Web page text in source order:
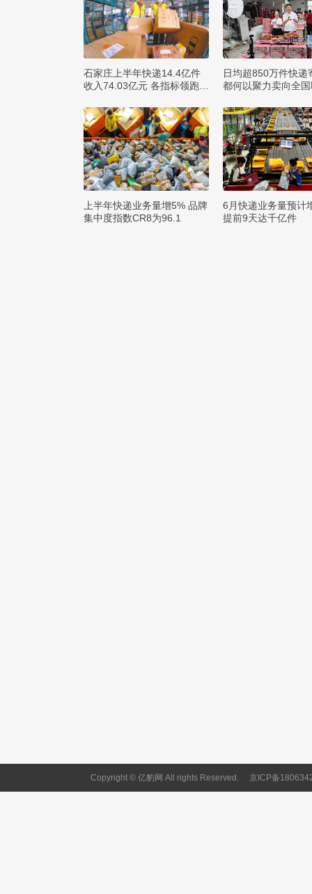
石家庄上半年快递14.4亿件
收入74.03亿元 各指标领跑全
日均超850万件快递
都何以聚力卖向全
上半年快递业务量增5% 品牌
集中度指数CR8为96.1
6月快递业务量预计
提前9天达千亿件
Copyright © 亿豹网 All rights Reserved. 京ICP备